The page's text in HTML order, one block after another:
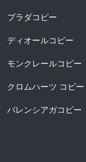
プラダコピー
ディオールコピー
モンクレールコピー
クロムハーツ コピー
バレンシアガコピー